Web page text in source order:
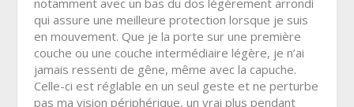
notamment avec un bas du dos légèrement arrondi
qui assure une meilleure protection lorsque je suis
en mouvement. Que je la porte sur une première
couche ou une couche intermédiaire légère, je n’ai
jamais ressenti de gêne, même avec la capuche.
Celle-ci est réglable en un seul geste et ne perturbe
pas ma vision périphérique, un vrai plus pendant